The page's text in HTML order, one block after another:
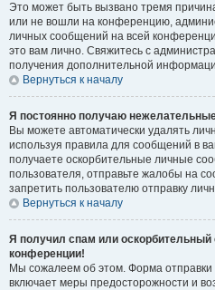
Это может быть вызвано тремя
или не вошли на конференцию,
личных сообщений на всей
это вам лично. Свяжитесь с
получения дополнительной
Вернуться к началу
Я постоянно получаю
Вы можете автоматически удалять
используя правила для сообщений в
получаете оскорбительные личные
пользователя, отправьте жалобы на
запретить пользователю отправку
Вернуться к началу
Я получил спам или оскорбительный
конференции!
Мы сожалеем об этом. Форма
включает меры предосторожности и